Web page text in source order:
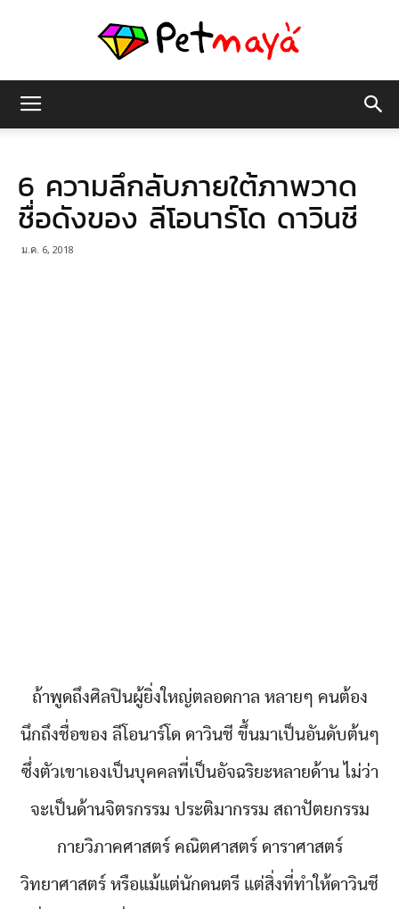
มายา
6 ความลึกลับภายใต้ภาพวาด
ชื่อดังของ ลีโอนาร์โด ดาวินชี
ม.ค. 6, 2018
ถ้าพูดถึงศิลปินผู้ยิ่งใหญ่ตลอดกาล หลายๆ คนต้อง
นึกถึงชื่อของ ลีโอนาร์โด ดาวินชี ขึ้นมาเป็นอันดับต้นๆ
ซึ่งตัวเขาเองเป็นบุคคลที่เป็นอัจฉริยะหลายด้าน ไม่ว่า
จะเป็นด้านจิตรกรรม ประติมากรรม สถาปัตยกรรม
กายวิภาคศาสตร์ คณิตศาสตร์ ดาราศาสตร์
วิทยาศาสตร์ หรือแม้แต่นักดนตรี แต่สิ่งที่ทำให้ดาวินชี